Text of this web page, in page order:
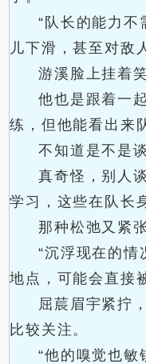
“队长的能力不
儿下滑，甚至对敌
游溪脸上挂着笑
他也是跟着一
练，但他能看出来
不知道是不是
真奇怪，别人
学习，这些在队长
那种松弛又紧
“沉浮现在的情
地点，可能会直接
屈莀眉宇紧拧
比较关注。
“他的嗅觉也敏